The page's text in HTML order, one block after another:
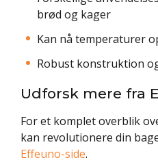
brød og kager
Kan nå temperaturer
Robust konstruktion
Udforsk mere fra
For et komplet overblik
kan revolutionere din
Effeuno-side.